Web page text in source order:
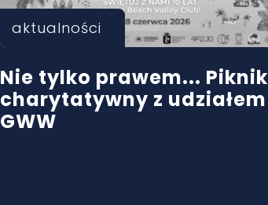
aktualności
Nie tylko prawem... Piknik
charytatywny z udziałem
GWW